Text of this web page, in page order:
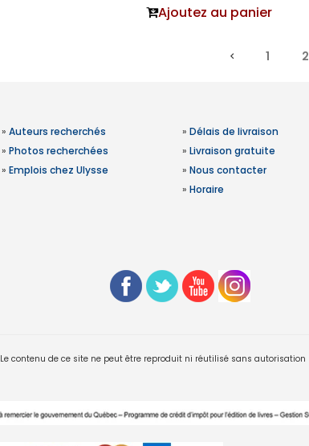
Ajoutez au panier
1 2
» Auteurs recherchés
» Photos recherchées
» Emplois chez Ulysse
» Délais de livraison
» Livraison gratuite
» Nous contacter
» Horaire
contenu de ce site ne peut être reproduit ni réutilisé sans autorisation